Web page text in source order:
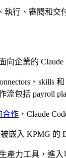
執行、審閱和交
向企業的 Claude
、skills
包括 payroll
合作 ，Claude
被嵌入 KPMG 的
產力工具，進入